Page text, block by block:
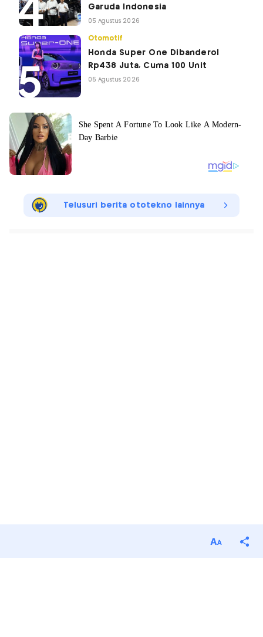
Garuda Indonesia
05 Agustus 2026
Otomotif
Honda Super One Dibanderol
Rp438 Juta, Cuma 100 Unit
05 Agustus 2026
Telusuri berita ototekno lainnya